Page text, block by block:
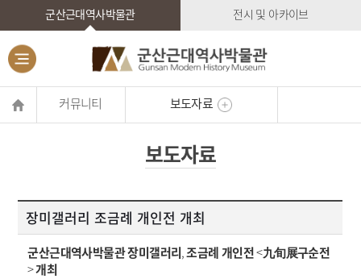
군산근대역사박물관 전시 및 아카이브
커뮤니티 보도자료
보도자료
장미갤러리 조금례 개인전 개최
군산근대역사박물관 장미갤러리,조금례 개인전<九旬展구순전
>개최